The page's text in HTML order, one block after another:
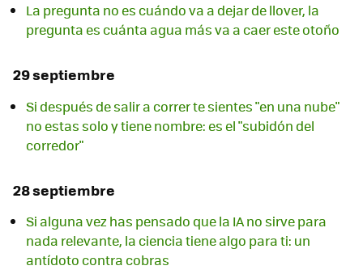
La pregunta no es cuándo va a dejar de llover, la
pregunta es cuánta agua más va a caer este otoño
29 septiembre
Si después de salir a correr te sientes "en una nube"
no estas solo y tiene nombre: es el "subidón del
corredor"
28 septiembre
Si alguna vez has pensado que la IA no sirve para
nada relevante, la ciencia tiene algo para ti: un
antídoto contra cobras